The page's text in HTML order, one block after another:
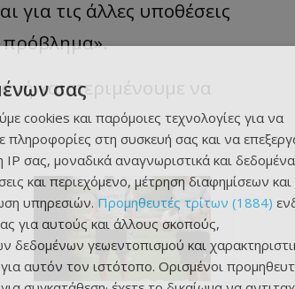
για τις άλλες υποθέσεις
πρόβλημα».
και περιμένουμε να
σας
cookies και παρόμοιες τεχνολογίες για να
στη συσκευή σας και να
σας, μοναδικά αναγνωριστικά και δεδομένα
και περιεχόμενο, μέτρηση διαφημίσεων και
υπηρεσιών. Προμηθευτές τρίτων (1884)
για αυτούς και άλλους σκοπούς,
δεδομένων γεωεντοπισμού και
αυτόν τον ιστότοπο. Ορισμένοι